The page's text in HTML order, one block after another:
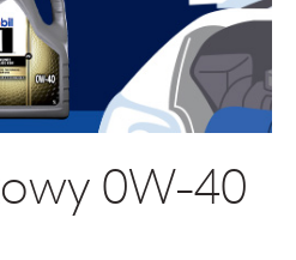
0W-40